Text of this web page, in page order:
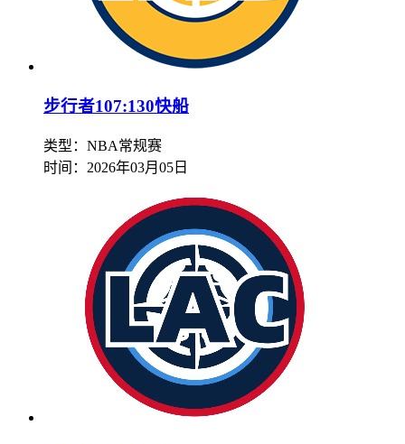
步行者107:130快船
类型：NBA常规赛
时间： 2026年03月05日